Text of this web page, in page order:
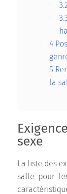
4
5
la
sexe
La liste des
salle pour